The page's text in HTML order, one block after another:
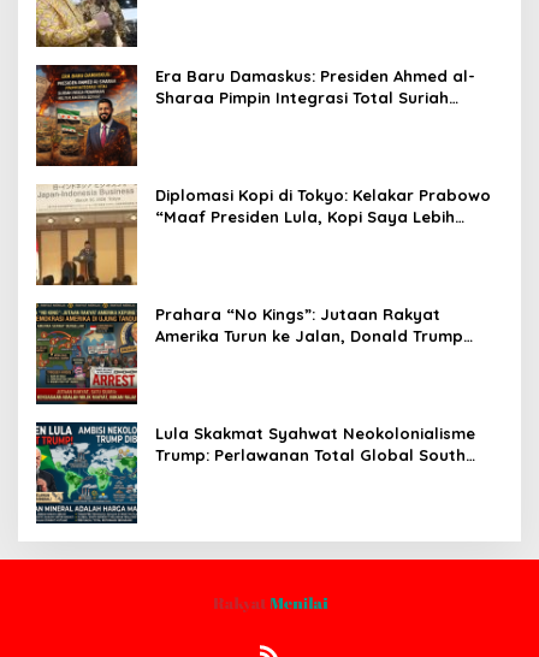
Era Baru Damaskus: Presiden Ahmed al-
Sharaa Pimpin Integrasi Total Suriah
Diplomasi Kopi di Tokyo: Kelakar Prabowo
“Maaf Presiden Lula, Kopi Saya Lebih
Prahara “No Kings”: Jutaan Rakyat
Amerika Turun ke Jalan, Donald Trump
Lula Skakmat Syahwat Neokolonialisme
Trump: Perlawanan Total Global South